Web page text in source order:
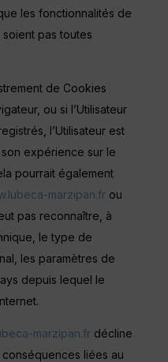
les fonctionnalités de
pas toutes
de Cookies
ou si l’Utilisateur
l’Utilisateur est
expérience sur le
pourrait également
marzipan.frou
pas reconnaître, à
le type de
les paramètres de
depuis lequel le
marzipan.frdécline
liées au